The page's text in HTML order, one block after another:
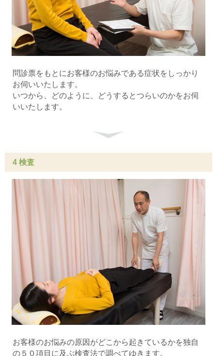
問診票をもとにお客様のお悩みである症状をしっかり
お伺いいたします。
いつから、どのように、どうするとつらいのかをお伺
いいたします。
4 検査
お客様のお悩みの原因がどこから起きているかを独自
の５０項目に及ぶ検査法で調べてゆきます。